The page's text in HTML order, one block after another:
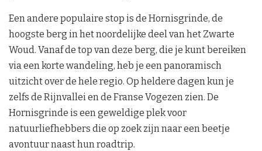
Een andere populaire stop is de Hornisgrinde, de
hoogste berg in het noordelijke deel van het Zwarte
Woud. Vanaf de top van deze berg, die je kunt bereiken
via een korte wandeling, heb je een panoramisch
uitzicht over de hele regio. Op heldere dagen kun je
zelfs de Rijnvallei en de Franse Vogezen zien. De
Hornisgrinde is een geweldige plek voor
natuurliefhebbers die op zoek zijn naar een beetje
avontuur naast hun roadtrip.